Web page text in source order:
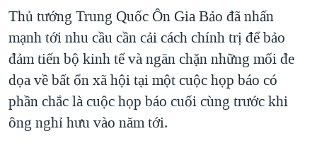
THỂ THAO
GIÁO DỤC
GROUND ZERO – XƯA VÀ NAY
CHI PHÍ CHIẾN TRANH AFGHANISTAN
CÁC GIÁ TRỊ CỘNG HÒA Ở VIỆT NAM
THƯỢNG ĐỈNH TRUMP-KIM TẠI VIỆT NAM
TRỊNH VĨNH BÌNH VS. CHÍNH PHỦ VIỆT NAM
NGƯ DÂN VIỆT VÀ LÀN SÓNG TRỘM HẢI SÂM
Thủ tướng Trung Quốc Ôn Gia Bảo đã nhấn
mạnh tới nhu cầu cần cải cách chính trị để bảo
đảm tiến bộ kinh tế và ngăn chặn những mối đe
dọa về bất ổn xã hội tại một cuộc họp báo có
phần chắc là cuộc họp báo cuối cùng trước khi
ông nghỉ hưu vào năm tới.